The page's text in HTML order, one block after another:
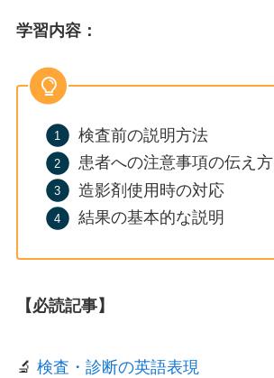
学習内容：
検査前の説明方法
患者への注意事項の伝え方
造影剤使用時の対応
結果の基本的な説明
【必読記事】
🔬 検査・診断の英語表現